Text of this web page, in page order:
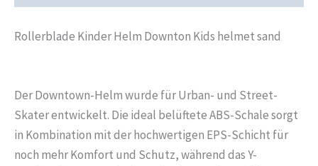
Rollerblade Kinder Helm Downton Kids helmet sand
Der Downtown-Helm wurde für Urban- und Street-
Skater entwickelt. Die ideal belüftete ABS-Schale sorgt
in Kombination mit der hochwertigen EPS-Schicht für
noch mehr Komfort und Schutz, während das Y-